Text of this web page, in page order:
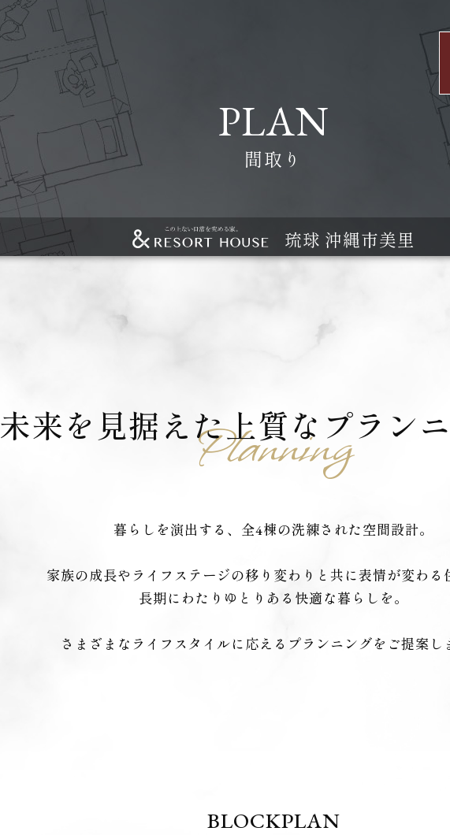
PLAN
間取り
琉球 沖縄市美里
未来を見据えた上質なプラン
Planning
暮らしを演出する、全4棟の洗練された空間設計。
家族の成長やライフステージの移り変わりと共に表情が変わる
長期にわたりゆとりある快適な暮らしを。
さまざまなライフスタイルに応えるプランニングをご提案し
BLOCKPLAN